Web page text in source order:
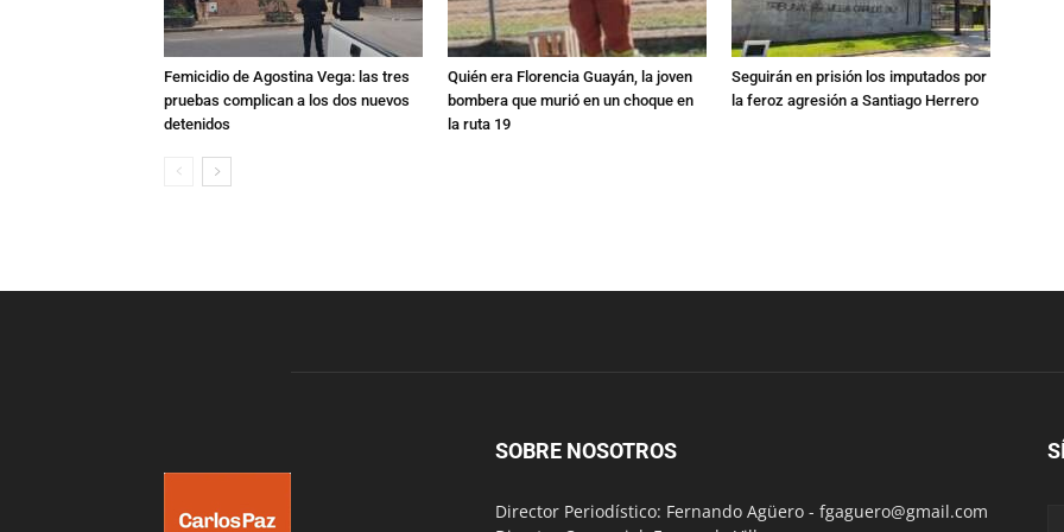
Femicidio de Agostina Vega: las tres
pruebas complican a los dos nuevos
detenidos
Quién era Florencia Guayán, la joven
bombera que murió en un choque en
la ruta 19
Seguirán en prisión los imputados por
la feroz agresión a Santiago Herrero
SOBRE NOSOTROS
Director Periodístico: Fernando Agüero - fgaguero@gmail.com